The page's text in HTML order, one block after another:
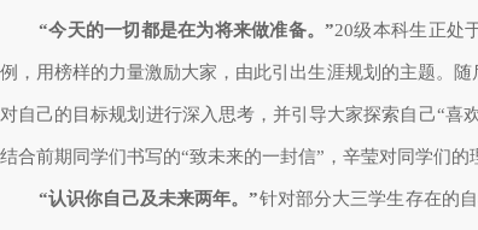
“今天的一切都是在为将来做准备。”20级本科生正处
例，用榜样的力量激励大家，由此引出生涯规划的主题。随
对自己的目标规划进行深入思考，并引导大家探索自己“喜
结合前期同学们书写的“致未来的一封信”，辛莹对同学们
“认识你自己及未来两年。”针对部分大三学生存在的